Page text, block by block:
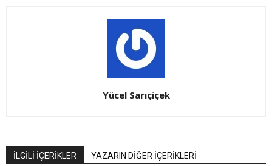
Yücel Sarıçiçek
İLGİLİ İÇERİKLER YAZARIN DİĞER İÇERİKLERİ